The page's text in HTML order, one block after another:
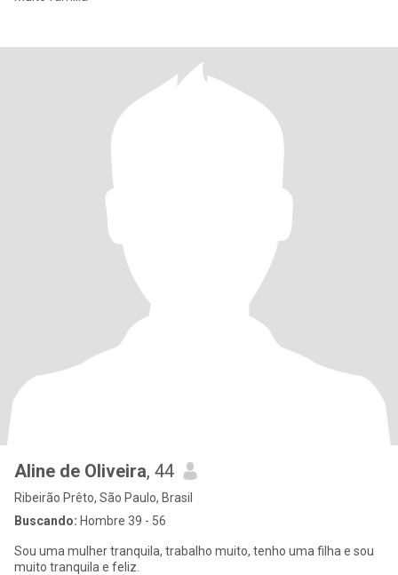
Aline de Oliveira, 44
Ribeirão Prêto, São Paulo, Brasil
Buscando: Hombre 39 - 56
Sou uma mulher tranquila, trabalho muito, tenho uma filha e sou
muito tranquila e feliz.